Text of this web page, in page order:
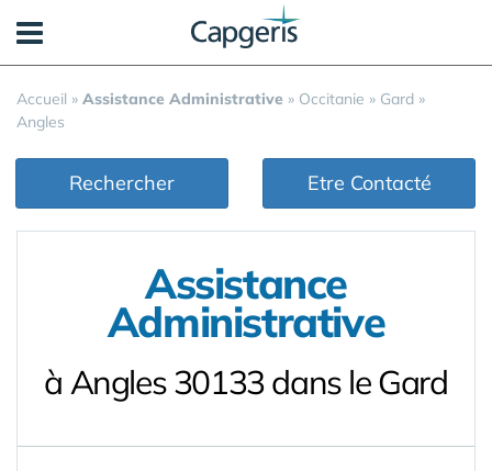
Accueil » Assistance Administrative » Occitanie » Gard »
Angles
Rechercher Etre Contacté
Assistance
Administrative
à Angles 30133 dans le Gard